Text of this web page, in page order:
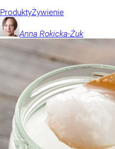
ProduktyŻywienie
Anna Rokicka-Żuk